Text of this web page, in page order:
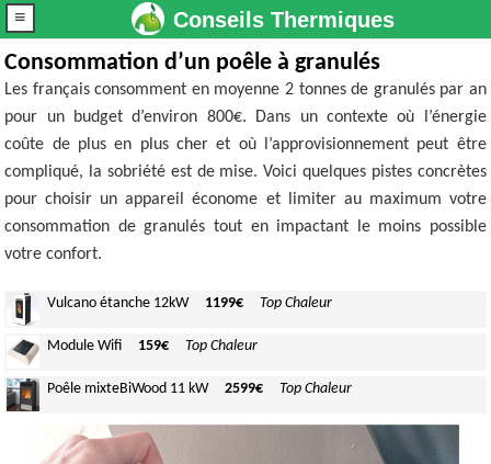
Conseils Thermiques
≡
Consommation d’un poêle à granulés
Les français consomment en moyenne 2 tonnes de granulés par an
pour un budget d’environ 800€. Dans un contexte où l’énergie
coûte de plus en plus cher et où l’approvisionnement peut être
compliqué, la sobriété est de mise. Voici quelques pistes concrètes
pour choisir un appareil économe et limiter au maximum votre
consommation de granulés tout en impactant le moins possible
votre confort.
Vulcanoétanche 12kW 1199€ Top Chaleur
Module Wifi 159€ Top Chaleur
Poêle mixteBiWood 11 kW 2599€ Top Chaleur